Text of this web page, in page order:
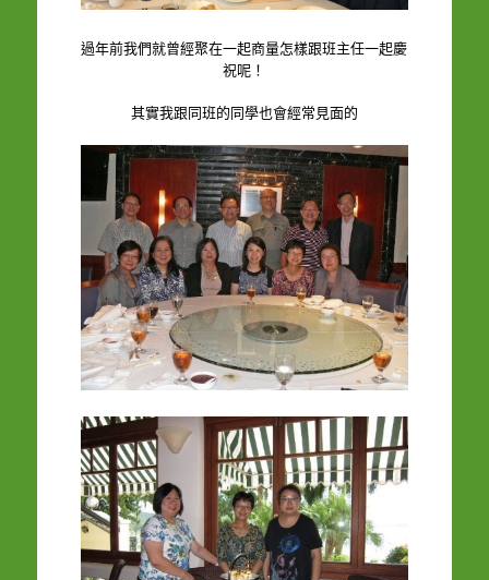
過年前我們就曾經聚在一起商量怎樣跟班主任一起慶
祝呢！
其實我跟同班的同學也會經常見面的